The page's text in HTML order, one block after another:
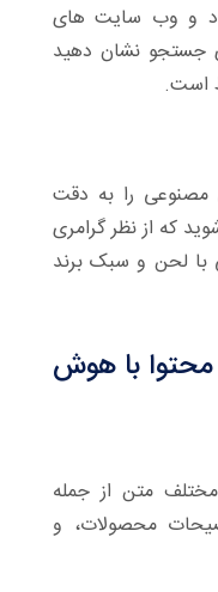
و وب سایت های
جستجو نشان دهید
است.
را به دقت
که از نظر گرامری
لحن و سبک برند
محتوا با هوش
مختلف متن از جمله
محصولات، و